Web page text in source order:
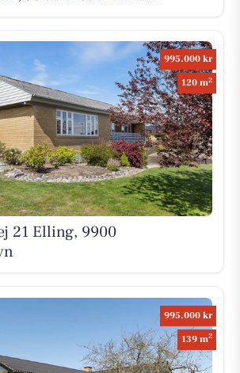
995.000 kr
120 m2
21 Elling, 9900
995.000 kr
139 m2